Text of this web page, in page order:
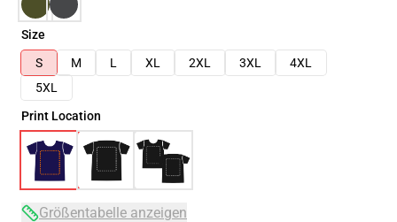
Size
S
M L XL 2XL 3XL
4XL
5XL
Print Location
Größentabelle anzeigen